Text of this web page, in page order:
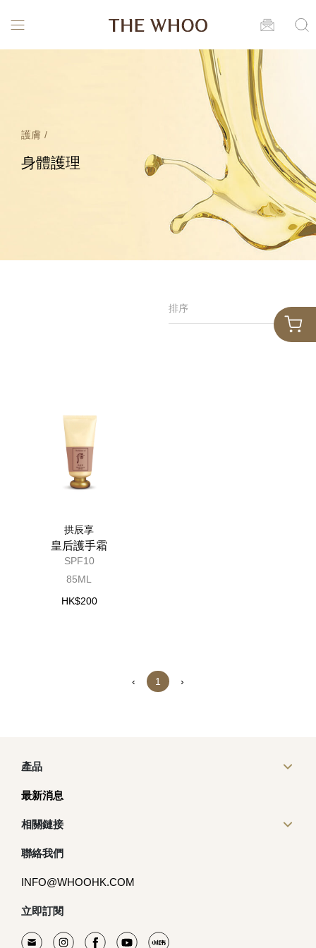
護膚 /
身體護理
排序
拱辰享
皇后護手霜
SPF10
85ML
HK$200
‹ 1 ›
產品
最新消息
相關鏈接
聯絡我們
INFO@WHOOHK.COM
立即訂閱